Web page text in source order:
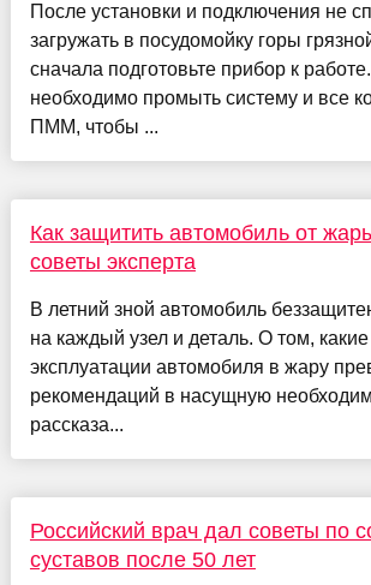
После установки и подключения не
загружать в посудомойку горы
сначала подготовьте прибор к
необходимо промыть систему и все
ПММ, чтобы ...
Как защитить автомобиль от
советы эксперта
В летний зной автомобиль
на каждый узел и деталь. О том,
эксплуатации автомобиля в жару
рекомендаций в насущную
рассказа...
Российский врач дал советы по
суставов после 50 лет